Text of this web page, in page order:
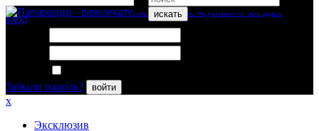
искать
вход
Забыли пароль?
войти
x
Эксклюзив